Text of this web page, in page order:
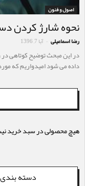
اصول و فنون
نحوه شارژ کردن
رضا اسماعیلی - آبا 7, 1396
در این مبحث توضیح کوتاهی
داده می شود امیدواریم که
هیچ محصولی در سبد خرید
دسته